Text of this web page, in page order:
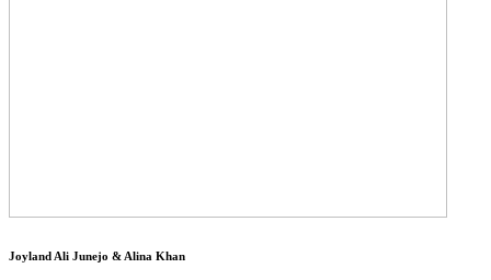
Joyland Ali Junejo & Alina Khan